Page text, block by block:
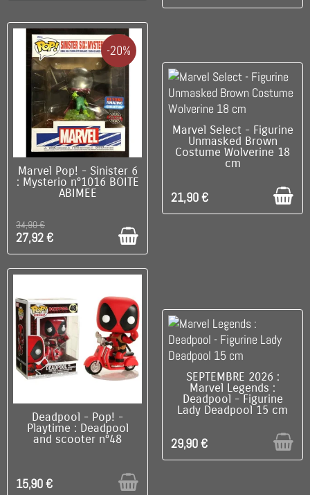
-20%
C'EST LE DERNIER !
Marvel Pop! - Sinister 6
: Mysterio n°1016 BOITE
ABIMEE
34,90 €
27,92 €
DISPONIBLE
Marvel Select - Figurine
Unmasked Brown
Costume Wolverine 18
cm
21,90 €
RUPTURE DE STOCK
Deadpool - Pop! -
Playtime : Deadpool
and scooter n°48
15,90 €
RUPTURE DE STOCK
SEPTEMBRE 2026 :
Marvel Legends :
Deadpool - Figurine
Lady Deadpool 15 cm
29,90 €